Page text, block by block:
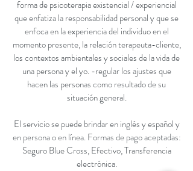
forma de psicoterapia existencial / experiencial
que enfatiza la responsabilidad personal y que se
enfoca en la experiencia del individuo en el
momento presente, la relación terapeuta-cliente,
los contextos ambientales y sociales de la vida de
una persona y el yo. -regular los ajustes que
hacen las personas como resultado de su
situación general.
El servicio se puede brindar en inglés y español y
en persona o en línea. Formas de pago aceptadas:
Seguro Blue Cross, Efectivo, Transferencia
electrónica.